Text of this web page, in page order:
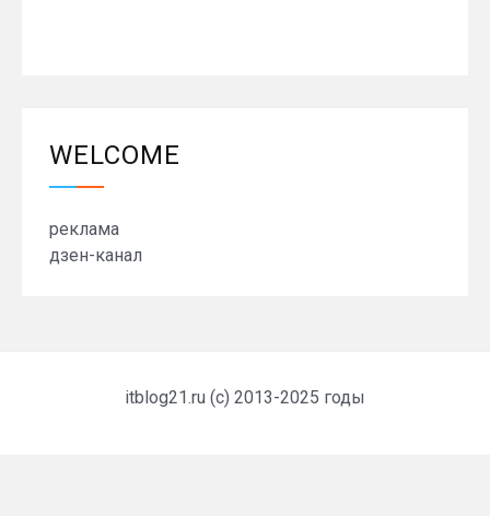
WELCOME
реклама
дзен-канал
itblog21.ru (c) 2013-2025 годы